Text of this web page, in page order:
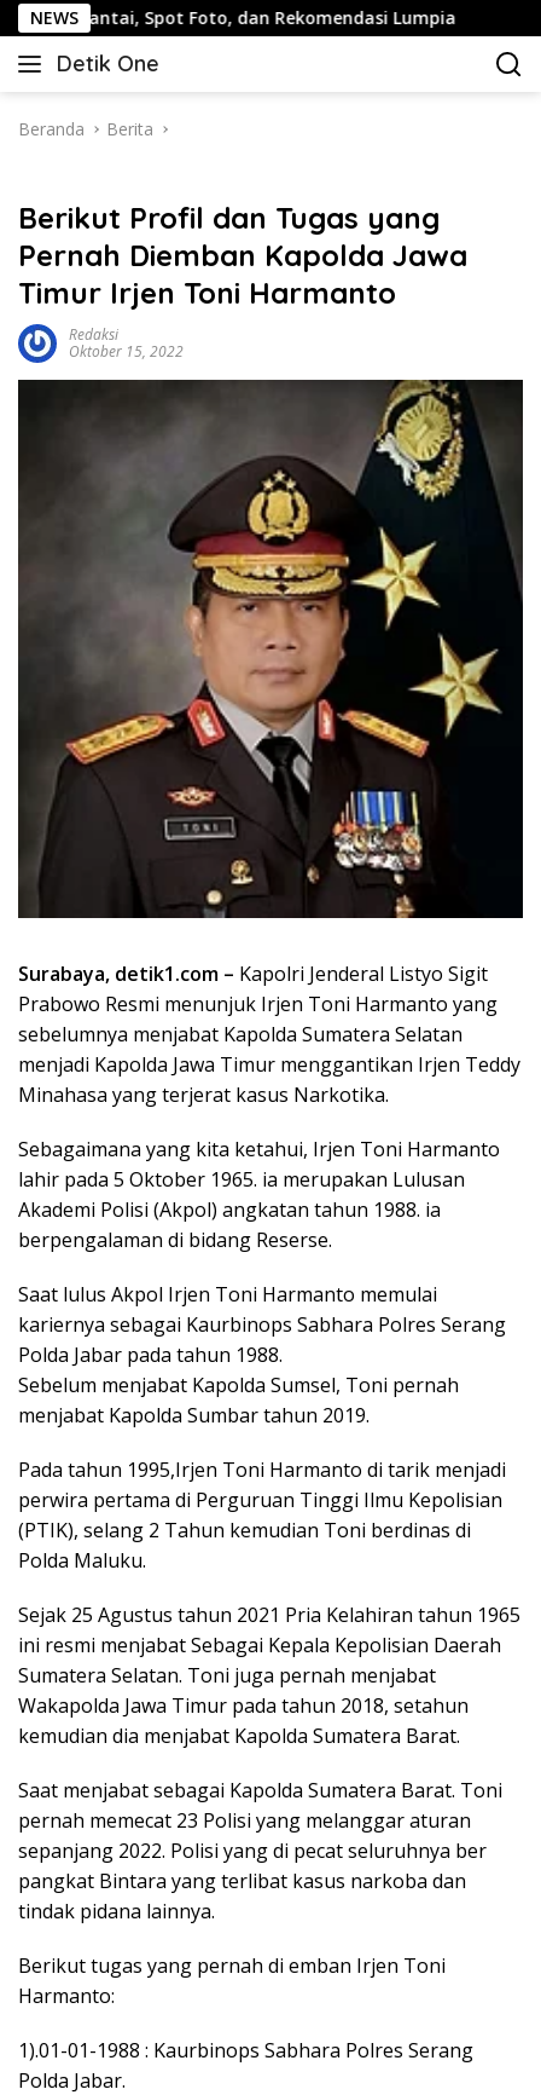
Langsung
ke
konten
NEWS
Spot Foto, dan Rekomendasi Lumpia Panduan
Detik One
Tajam
Fakta
Beranda Berita
Berikut Profil dan Tugas yang
Pernah Diemban Kapolda Jawa
Timur Irjen Toni Harmanto
Redaksi
Oktober 15, 2022
Surabaya, detik1.com – Kapolri Jenderal Listyo Sigit
Prabowo Resmi menunjuk Irjen Toni Harmanto yang
sebelumnya menjabat Kapolda Sumatera Selatan
menjadi Kapolda Jawa Timur menggantikan Irjen Teddy
Minahasa yang terjerat kasus Narkotika.
Sebagaimana yang kita ketahui, Irjen Toni Harmanto
lahir pada 5 Oktober 1965. ia merupakan Lulusan
Akademi Polisi (Akpol) angkatan tahun 1988. ia
berpengalaman di bidang Reserse.
Saat lulus Akpol Irjen Toni Harmanto memulai
kariernya sebagai Kaurbinops Sabhara Polres Serang
Polda Jabar pada tahun 1988.
Sebelum menjabat Kapolda Sumsel, Toni pernah
menjabat Kapolda Sumbar tahun 2019.
Pada tahun 1995,Irjen Toni Harmanto di tarik menjadi
perwira pertama di Perguruan Tinggi Ilmu Kepolisian
(PTIK), selang 2 Tahun kemudian Toni berdinas di
Polda Maluku.
Sejak 25 Agustus tahun 2021 Pria Kelahiran tahun 1965
ini resmi menjabat Sebagai Kepala Kepolisian Daerah
Sumatera Selatan. Toni juga pernah menjabat
Wakapolda Jawa Timur pada tahun 2018, setahun
kemudian dia menjabat Kapolda Sumatera Barat.
Saat menjabat sebagai Kapolda Sumatera Barat. Toni
pernah memecat 23 Polisi yang melanggar aturan
sepanjang 2022. Polisi yang di pecat seluruhnya ber
pangkat Bintara yang terlibat kasus narkoba dan
tindak pidana lainnya.
Berikut tugas yang pernah di emban Irjen Toni
Harmanto:
1).01-01-1988 : Kaurbinops Sabhara Polres Serang
Polda Jabar.